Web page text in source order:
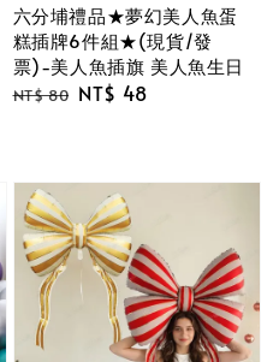
六分埔禮品★夢幻美人魚蛋
糕插牌6件組★(現貨/發
票)-美人魚插旗 美人魚生日
Regular
NT$ 80 Sale
NT$ 48